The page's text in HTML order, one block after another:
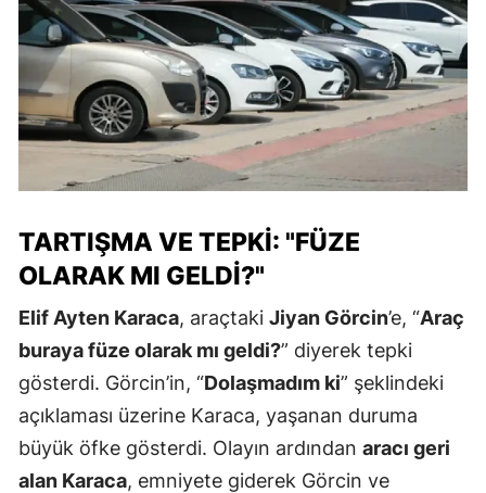
TARTIŞMA VE TEPKI: "FÜZE
OLARAK MI GELDI?"
Elif Ayten Karaca, araçtaki Jiyan Görcin’e, “Araç
buraya füze olarak mı geldi?” diyerek tepki
gösterdi. Görcin’in, “Dolaşmadım ki” şeklindeki
açıklaması üzerine Karaca, yaşanan duruma
büyük öfke gösterdi. Olayın ardından aracı geri
alan Karaca, emniyete giderek Görcin ve